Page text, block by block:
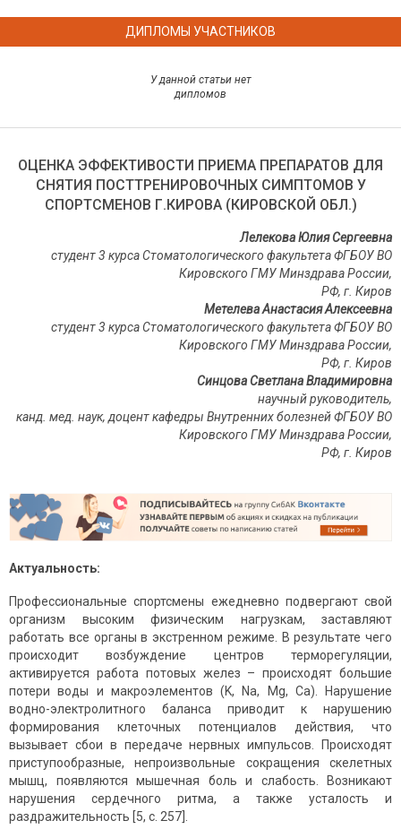
ДИПЛОМЫ УЧАСТНИКОВ
У данной статьи нет
дипломов
ОЦЕНКА ЭФФЕКТИВОСТИ ПРИЕМА ПРЕПАРАТОВ ДЛЯ
СНЯТИЯ ПОСТТРЕНИРОВОЧНЫХ СИМПТОМОВ У
СПОРТСМЕНОВ Г.КИРОВА (КИРОВСКОЙ ОБЛ.)
Лелекова Юлия Сергеевна
студент 3 курса Стоматологического факультета ФГБОУ ВО
Кировского ГМУ Минздрава России,
РФ, г Киров
Метелева Анастасия Алексеевна
студент 3 курса Стоматологического факультета ФГБОУ ВО
Кировского ГМУ Минздрава России,
РФ, г Киров
Синцова Светлана Владимировна
научный руководитель,
канд. мед. наук, доцент кафедры Внутренних болезней ФГБОУ ВО
Кировского ГМУ Минздрава России,
РФ, г. Киров
Актуальность:
Профессиональные спортсмены ежедневно подвергают свой
организм высоким физическим нагрузкам, заставляют
работать все органы в экстренном режиме. В результате чего
происходит возбуждение центров терморегуляции,
активируется работа потовых желез – происходят большие
потери воды и макроэлементов (K, Na, Mg, Ca). Нарушение
водно-электролитного баланса приводит к нарушению
формирования клеточных потенциалов действия, что
вызывает сбои в передаче нервных импульсов. Происходят
приступообразные, непроизвольные сокращения скелетных
мышц, появляются мышечная боль и слабость. Возникают
нарушения сердечного ритма, а также усталость и
раздражительность [5, с. 257].